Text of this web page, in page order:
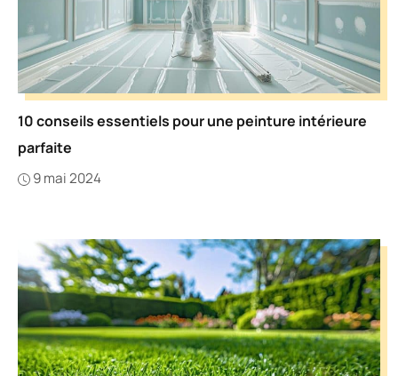
10 conseils essentiels pour une peinture intérieure
parfaite
9 mai 2024